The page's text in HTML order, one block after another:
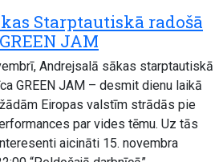
Starptautiskā radošā
JAM
Andrejsalā sākas starptautiskā
GREEN JAM – desmit dienu laikā
Eiropas valstīm strādās pie
par vides tēmu. Uz tās
aicināti 15. novembra